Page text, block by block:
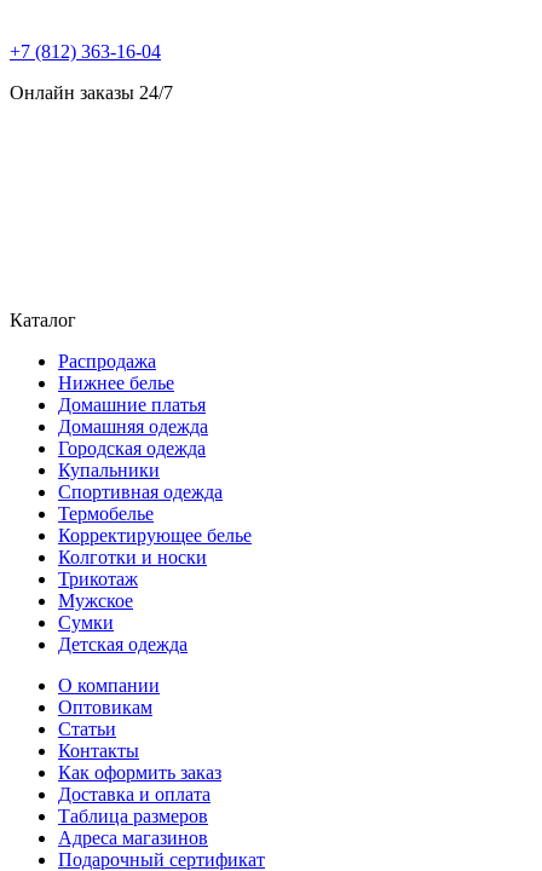
+7 (812) 363-16-04
Онлайн заказы 24/7
Каталог
Распродажа
Нижнее белье
Домашние платья
Домашняя одежда
Городская одежда
Купальники
Спортивная одежда
Термобелье
Корректирующее белье
Колготки и носки
Трикотаж
Мужское
Сумки
Детская одежда
О компании
Оптовикам
Статьи
Контакты
Как оформить заказ
Доставка и оплата
Таблица размеров
Адреса магазинов
Подарочный сертификат